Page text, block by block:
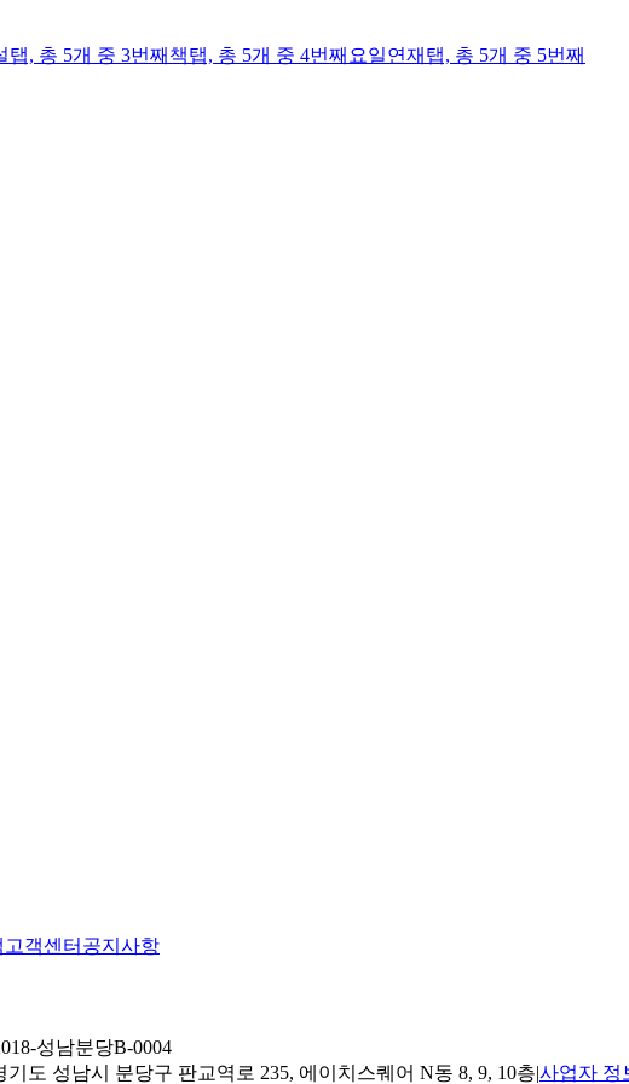
탭, 총 5개 중 3번째 책탭, 총 5개 중 4번째 요일연재 탭, 총 5개 중 5번째
고객센터 공지사항
성남분당B-0004
기도 성남시 분당구 판교역로 235, 에이치스퀘어 N동 8, 9, 10층|사업자 정